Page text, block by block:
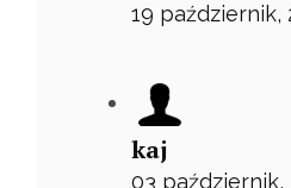
19 październik,
kaj
03 październik,